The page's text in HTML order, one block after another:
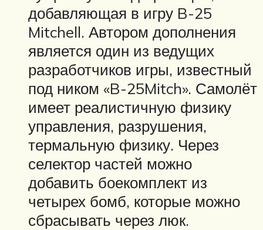
добавляющая в игру B-25
Mitchell. Автором дополнения
является один из ведущих
разработчиков игры, известный
под ником «B-25Mitch». Самолёт
имеет реалистичную физику
управления, разрушения,
термальную физику. Через
селектор частей можно
добавить боекомплект из
четырех бомб, которые можно
сбрасывать через люк.